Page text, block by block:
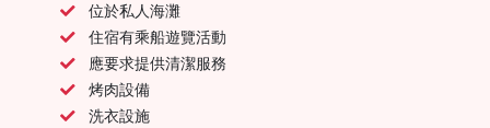
位於私人海灘
住宿有乘船遊覽活動
應要求提供清潔服務
烤肉設備
洗衣設施